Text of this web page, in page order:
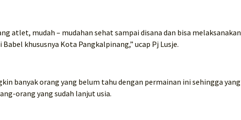
atlet, mudah – mudahan sehat sampai disana dan bisa melaksanakan
khususnya Kota Pangkalpinang,” ucap Pj Lusje.
banyak orang yang belum tahu dengan permainan ini sehingga yang
orang yang sudah lanjut usia.